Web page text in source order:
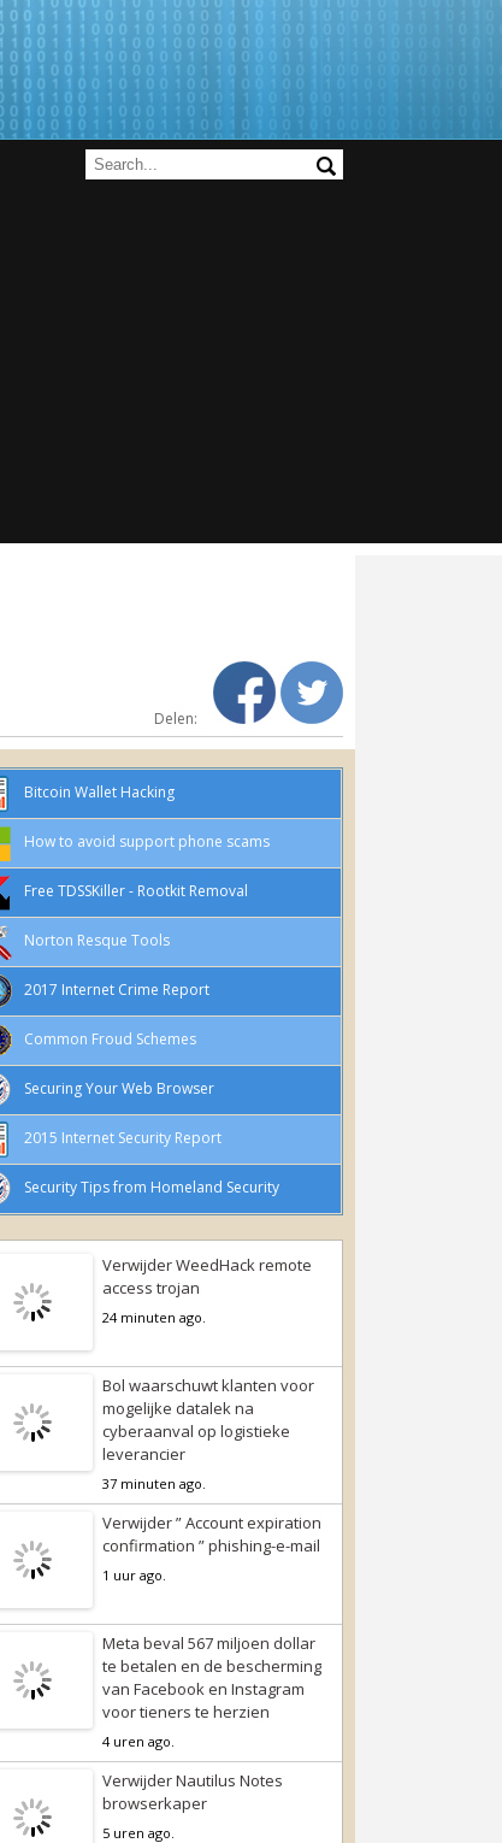
Delen:
Bitcoin Wallet Hacking
How to avoid support phone scams
Free TDSSKiller - Rootkit Removal
Norton Resque Tools
2017 Internet Crime Report
Common Froud Schemes
Securing Your Web Browser
2015 Internet Security Report
Security Tips from Homeland Security
Verwijder WeedHack remote
access trojan
24 minuten ago.
Bol waarschuwt klanten voor
mogelijke datalek na
cyberaanval op logistieke
leverancier
37 minuten ago.
Verwijder ” Account expiration
confirmation ” phishing-e-mail
1 uur ago.
Meta beval 567 miljoen dollar
te betalen en de bescherming
van Facebook en Instagram
voor tieners te herzien
4 uren ago.
Verwijder Nautilus Notes
browserkaper
5 uren ago.